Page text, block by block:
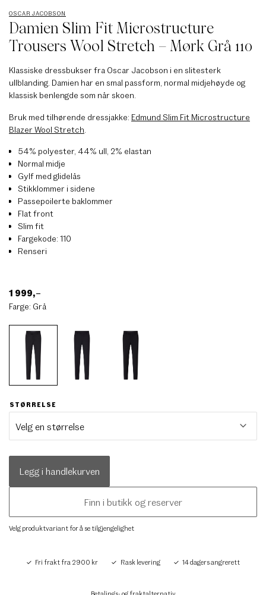
OSCAR JACOBSON
Damien Slim Fit Microstructure
Trousers Wool Stretch – Mørk Grå 110
Klassiske dressbukser fra Oscar Jacobson i en slitesterk
ullblanding. Damien har en smal passform, normal midjehøyde og
klassisk benlengde som når skoen.
Bruk med tilhørende dressjakke: Edmund Slim Fit Microstructure
Blazer Wool Stretch
54% polyester, 44% ull, 2% elastan
Normal midje
Gylf med glidelås
Stikklommer i sidene
Passepoilerte baklommer
Flat front
Slim fit
Fargekode: 110
Renseri
1 999,–
Farge: Grå
STØRRELSE
Legg i handlekurven
Finn i butikk og reserver
Velg produktvariant for å se tilgjengelighet
Fri frakt fra 2900 kr Rask levering 14 dagers angrerett